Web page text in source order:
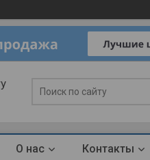
О нас Контакты